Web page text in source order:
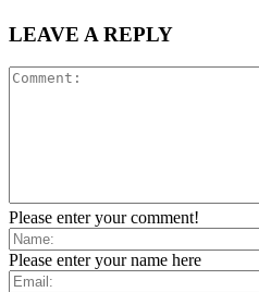
LEAVE A REPLY
Please enter your comment!
Please enter your name here